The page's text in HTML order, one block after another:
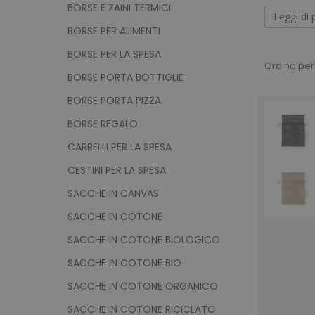
Ordina per
tua
anche
noi, e
Leggi di
BORSE E ZAINI TERMICI
BORSE PER ALIMENTI
BORSE PER LA SPESA
BORSE PORTA BOTTIGLIE
BORSE PORTA PIZZA
BORSE REGALO
CARRELLI PER LA SPESA
CESTINI PER LA SPESA
SACCHE IN CANVAS
SACCHE IN COTONE
SACCHE IN COTONE BIOLOGICO
SACCHE IN COTONE BIO
SACCHE IN COTONE ORGANICO
SACCHE IN COTONE RICICLATO